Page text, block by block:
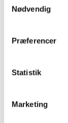
Nødvendig
Præferencer
Statistik
Marketing